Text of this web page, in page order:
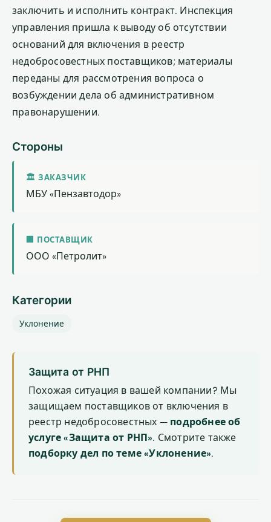
заключить и исполнить контракт. Инспекция
управления пришла к выводу об отсутствии
оснований для включения в реестр
недобросовестных поставщиков; материалы
переданы для рассмотрения вопроса о
возбуждении дела об административном
правонарушении.
Стороны
🏛 ЗАКАЗЧИК
МБУ «Пензавтодор»
🏢 ПОСТАВЩИК
ООО «Петролит»
Категории
Уклонение
Защита от РНП
Похожая ситуация в вашей компании? Мы
защищаем поставщиков от включения в
реестр недобросовестных — подробнее об
услуге «Защита от РНП». Смотрите также
подборку дел по теме «Уклонение».